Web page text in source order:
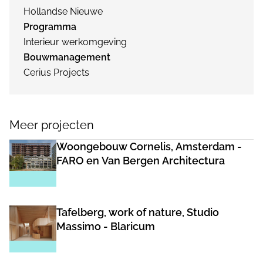
Hollandse Nieuwe
Programma
Interieur werkomgeving
Bouwmanagement
Cerius Projects
Meer projecten
Woongebouw Cornelis, Amsterdam -
FARO en Van Bergen Architectura
Tafelberg, work of nature, Studio
Massimo - Blaricum